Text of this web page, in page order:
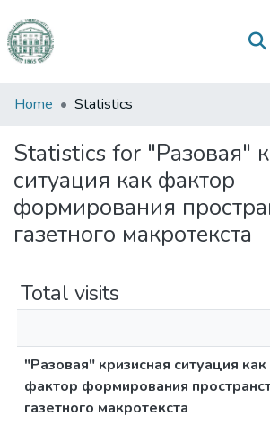
Communities
Collections
All of DSpace
Home Statistics
Statistics for "Разовая"
ситуация как фактор
формирования
газетного макротекста
Total visits
"Разовая" кризисная ситуация как
фактор формирования
газетного макротекста